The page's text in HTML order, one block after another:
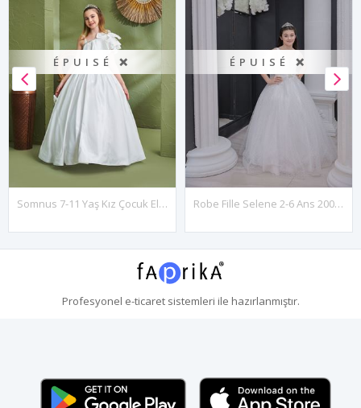
ÉPUISÉ ❌
Somnus 7-11 Yaş Kız Çocuk Elbise 30156 Kırık Beyaz
ÉPUISÉ ❌
Robe Fille Selene 2-6 Ans 20095 Blanc Cassé
Profesyonel e-ticaretsistemleri ile hazırlanmıştır.